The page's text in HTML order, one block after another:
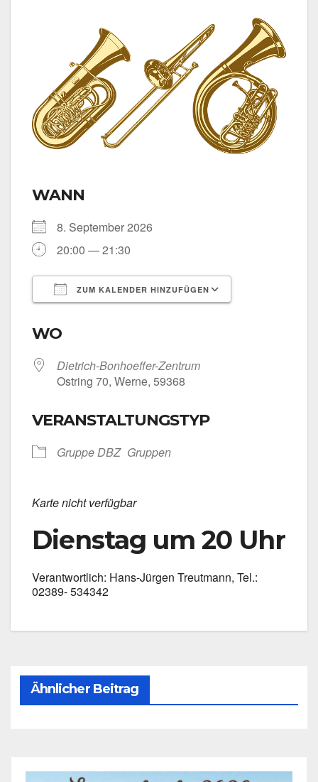
WANN
8. Sep­tem­ber 2026
20:00 — 21:30
ZUM KALENDER HINZUFÜGEN
WO
Dietrich-Bonhoeffer-Zentrum
Ost­ring 70, Wer­ne, 59368
VERANSTALTUNGSTYP
Grup­pe DBZ Grup­pen
Kar­te nicht ver­füg­bar
Dienstag um 20 Uhr
Ver­ant­wort­lich: Hans-Jürgen Treut­mann, Tel.:
02389- 534342
Ähnlicher Beitrag